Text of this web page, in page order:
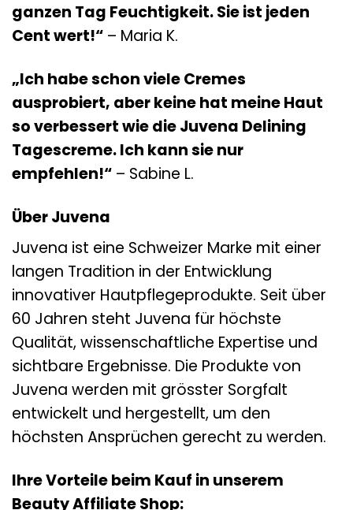
ganzen Tag Feuchtigkeit. Sie ist jeden
Cent wert!“ – Maria K.
„Ich habe schon viele Cremes
ausprobiert, aber keine hat meine Haut
so verbessert wie die Juvena Delining
Tagescreme. Ich kann sie nur
empfehlen!“ – Sabine L.
Über Juvena
Juvena ist eine Schweizer Marke mit einer
langen Tradition in der Entwicklung
innovativer Hautpflegeprodukte. Seit über
60 Jahren steht Juvena für höchste
Qualität, wissenschaftliche Expertise und
sichtbare Ergebnisse. Die Produkte von
Juvena werden mit grösster Sorgfalt
entwickelt und hergestellt, um den
höchsten Ansprüchen gerecht zu werden.
Ihre Vorteile beim Kauf in unserem
Beauty Affiliate Shop: